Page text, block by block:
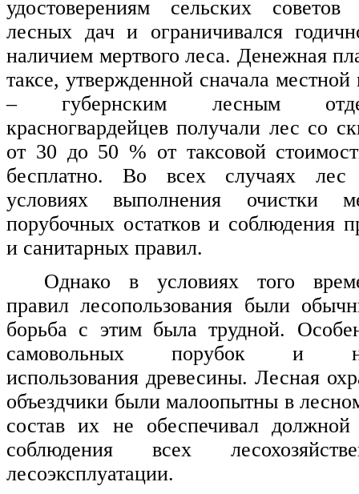
удостоверениям сельских
лесных дач и ограничивался
наличием мертвого леса. Денежная
таксе, утвержденной сначала местной
– губернским лесным
красногвардейцев получали лес со
от 30 до 50 % от таксовой
бесплатно. Во всех случаях лес
условиях выполнения очистки
порубочных остатков и соблюдения
и санитарных правил.
Однако в условиях того
правил лесопользования были
борьба с этим была трудной.
самовольных порубок и
использования древесины. Лесная
объездчики были малоопытны в
состав их не обеспечивал
соблюдения всех
лесоэксплуатации.